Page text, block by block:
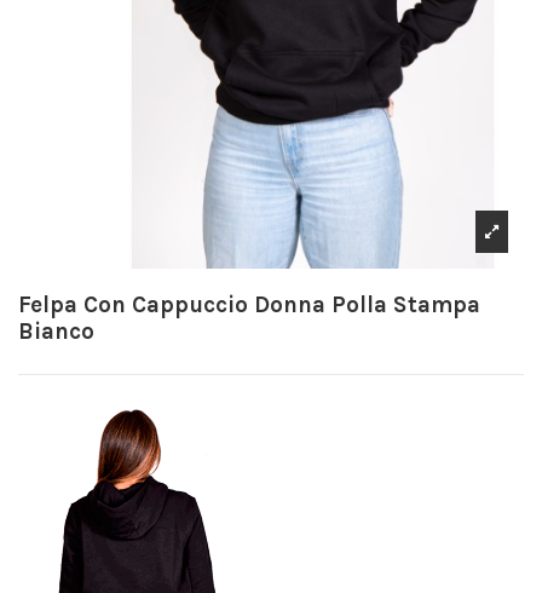
Felpa Con Cappuccio Donna Polla Stampa
Bianco